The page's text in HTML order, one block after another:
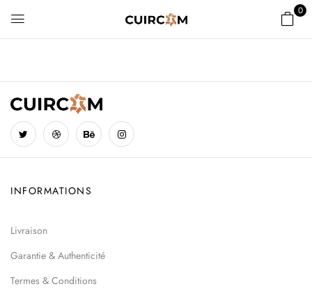
0
INFORMATIONS
Livraison
Garantie & Authenticité
Termes & Conditions